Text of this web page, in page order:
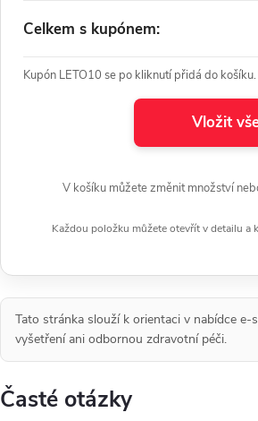
Celkem s kupónem:
Kupón LETO10 se po kliknutí přidá do
Vložit
V košíku můžete změnit množství
Každou položku můžete otevřít v detailu a
Tato stránka slouží k orientaci v nabídce
vyšetření ani odbornou zdravotní péči.
Časté otázky